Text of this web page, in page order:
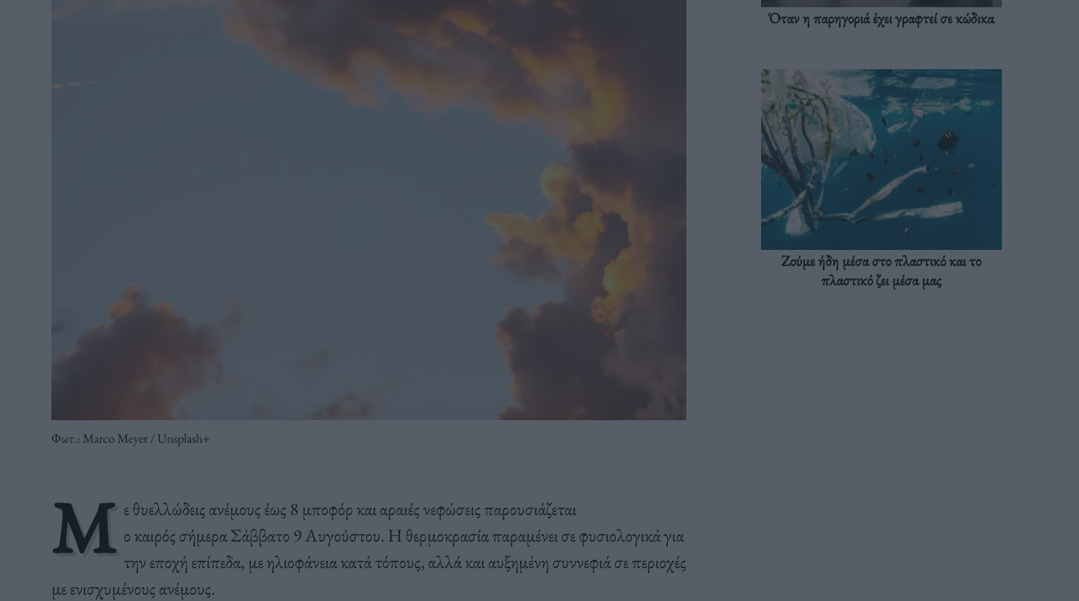
Φωτ.: Marco Meyer / Unsplash+
Μ ε θυελλώδεις ανέμους έως 8 μποφόρ και αραιές νεφώσεις παρουσιάζεται
οκαιρός σήμερα Σάββατο 9 Αυγούστου. Η θερμοκρασία παραμένει σε φυσιολογικά για
την εποχή επίπεδα, με ηλιοφάνεια κατά τόπους, αλλά και αυξημένη συννεφιά σε περιοχές
με ενισχυμένους ανέμους.
Όταν η παρηγοριά έχει γραφτεί σε κώδικα
Ζούμε ήδη μέσα στο πλαστικό και το
πλαστικό ζει μέσα μας